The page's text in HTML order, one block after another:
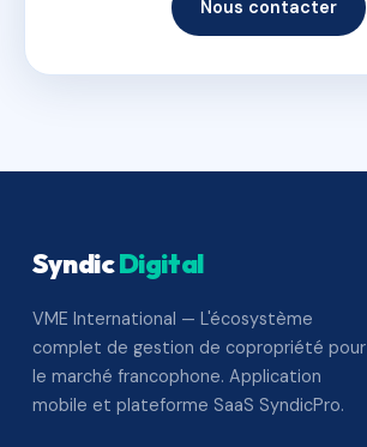
Nous contacter
SyndicDigital
VME International — L'écosystème
complet de gestion de copropriété pour
le marché francophone. Application
mobile et plateforme SaaS SyndicPro.